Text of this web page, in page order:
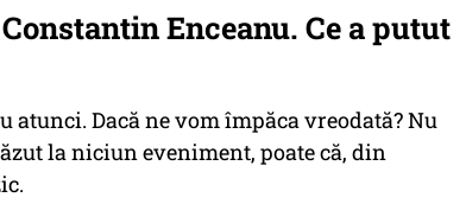
Enceanu. Ce a putut
atunci. Dacă ne vom împăca vreodată? Nu
la niciun eveniment, poate că, din